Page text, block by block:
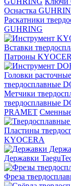
Оснастка
Раскатники
GUHRING
Вставки
Патроны
Головки
твердосплавные
Метчики
твердосплавные
PRAMET
Пластины
KYOCERA
Державки
Фреза